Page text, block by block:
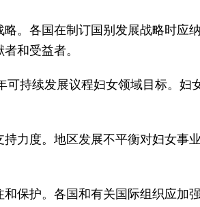
各国在制订国别发展战略时应
和受益者。
续发展议程妇女领域目标。妇
度。地区发展不平衡对妇女事
护。各国和有关国际组织应加